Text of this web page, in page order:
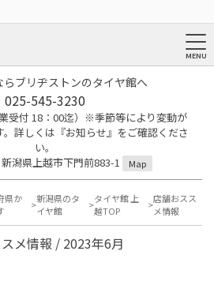
ブリヂストンのタイヤ館へ
025-545-3230
受付 18：00迄）※季節等により変動が
詳しくは『お知らせ』をご確認くださ
い。
潟県上越市下門前883-1
Map
県か
新潟県のタ
イヤ館
タイヤ館 上
越TOP
店舗おスス
メ情報
メ情報 / 2023年6月